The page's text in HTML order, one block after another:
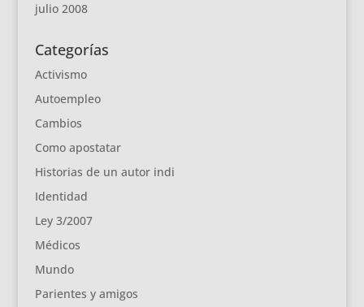
julio 2008
Categorías
Activismo
Autoempleo
Cambios
Como apostatar
Historias de un autor indi
Identidad
Ley 3/2007
Médicos
Mundo
Parientes y amigos